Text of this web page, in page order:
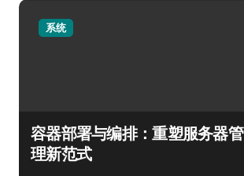
系统
容器部署与编排：重塑服务器管
理新范式